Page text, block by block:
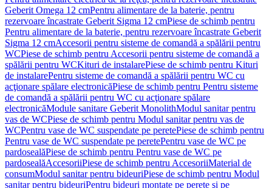
Geberit Omega 12 cmPentru alimentare de la baterie, pentru
rezervoare încastrate Geberit Sigma 12 cmPiese de schimb pentru
Pentru alimentare de la baterie, pentru rezervoare încastrate Geberit
Sigma 12 cmAccesorii pentru sisteme de comandă a spălării pentru
WCPiese de schimb pentru Accesorii pentru sisteme de comandă a
spălării pentru WCKituri de instalarePiese de schimb pentru Kituri
de instalarePentru sisteme de comandă a spălării pentru WC cu
acţionare spălare electronicăPiese de schimb pentru Pentru sisteme
de comandă a spălării pentru WC cu acţionare spălare
electronicăModule sanitare Geberit MonolithModul sanitar pentru
vas de WCPiese de schimb pentru Modul sanitar pentru vas de
WCPentru vase de WC suspendate pe peretePiese de schimb pentru
Pentru vase de WC suspendate pe peretePentru vase de WC pe
pardosealăPiese de schimb pentru Pentru vase de WC pe
pardosealăAccesoriiPiese de schimb pentru AccesoriiMaterial de
consumModul sanitar pentru bideuriPiese de schimb pentru Modul
sanitar pentru bideuriPentru bideuri montate pe perete şi pe